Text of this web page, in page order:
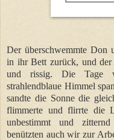
Der überschwemmte Don
in ihr Bett zurück, und der
und rissig. Die Tage
strahlendblaue Himmel
sandte die Sonne die
flimmerte und flirrte die
unbestimmt und
benützten auch wir zur